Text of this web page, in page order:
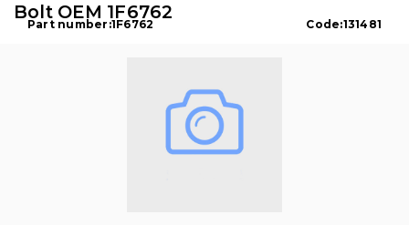
Bolt OEM 1F6762
Part number:1F6762 Code:131481